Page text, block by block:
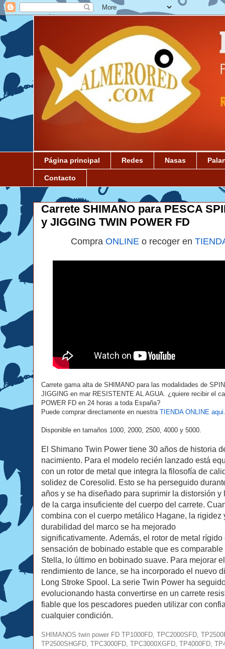
Página principal Redes Nasas
Contacto
Carrete SHIMANO para PESCA
y JIGGING TWIN POWER FD
Compra ONLINE o recoger en
Carrete gama alta de SHIMANO para las modalidades de
JIGGING en mar RESISTENTE AL AGUA. ¿quiere recibir el
POWER FD en 24 horas a toda España?
Puede comprar directamente en nuestra TIENDA ONLINE aqui.
Disponible en tamaños 1000, 2000, 2500, 4000 y 5000.
El Shimano Twin Power tiene 30 años de historia
nacimiento. Para el modelo recién lanzado está
con un rotor de metal que integra la filosofía de
solidez de Coresolid. Esto se ha perseguido
años y se ha diseñado para suprimir la distorsión y
de la carga insuficiente del cuerpo del carrete.
combina con el cuerpo metálico Hagane, la rigidez
durabilidad del marco se ha mejorado
significativamente. Además, el rotor de metal rígido
sensación de bobinado estable que es comparable
Stella, lo último en bobinado suave. Para mejorar el
rendimiento de lance, se ha incorporado el nuevo
Long Stroke Spool. La serie Twin Power ha
evolucionando hasta convertirse en un carrete
fiable que los pescadores pueden utilizar con
cualquier condición.
SHIMANOS twin power FD TP1000FD, TPC2000SFD,
TP2500SHGFD, TPC3000FD, TPC3000XGFD, TP4000FD,